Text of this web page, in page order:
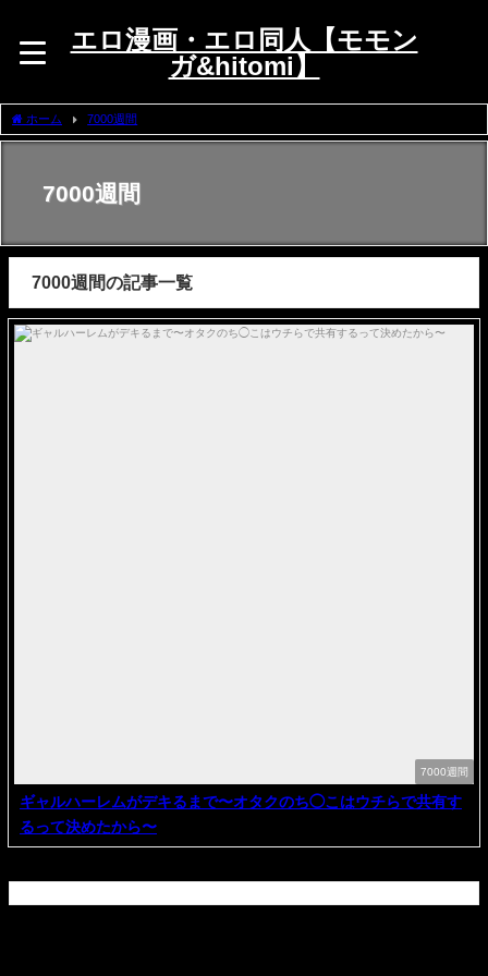
エロ漫画・エロ同人【モモン
ガ&hitomi】
ホーム 7000週間
7000週間
7000週間の記事一覧
7000週間
ギャルハーレムがデキるまで〜オタクのち◯こはウチらで共有す
るって決めたから〜